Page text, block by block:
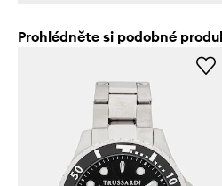
Prohlédněte si podobné